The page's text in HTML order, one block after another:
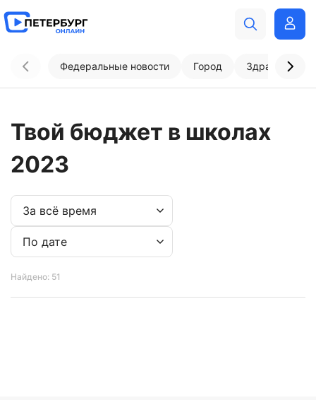
Федеральные новости Город
Твой бюджет в школах
2023
Найдено: 51